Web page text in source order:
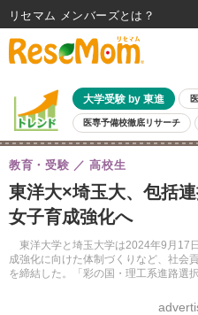
大学受験 by 東進
医専予備校徹底リサーチ
親子で考える大学選び 高校受験
共通テスト 夏休み
8月開催イベント・WS 全国公立高校
自由研究教材（小学生向け）
東洋大×埼玉大、包括
女子育成強化へ
東洋大学と埼玉大学は2024年9月17
成強化に向けた体制づくりなど、社会
を締結した。「彩の国・理工系進路選
教育・受験 高校生
リセマム メンバーズ